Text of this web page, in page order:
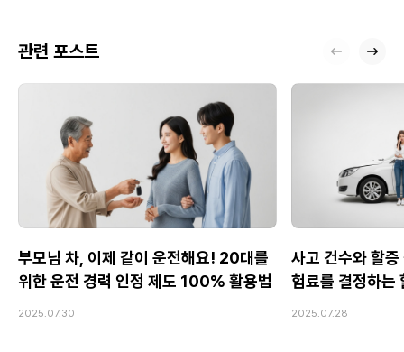
관련 포스트
부모님 차, 이제 같이 운전해요! 20대를
위한 운전 경력 인정 제도 100% 활용법
2025.07.30
사고 건수와 할
험료를 결정하는
2025.07.28